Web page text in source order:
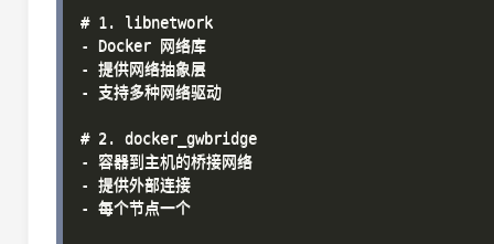
# 1. libnetwork
- Docker 网络库
- 提供网络抽象层
- 支持多种网络驱动
# 2. docker_gwbridge
- 容器到主机的桥接网络
- 提供外部连接
- 每个节点一个